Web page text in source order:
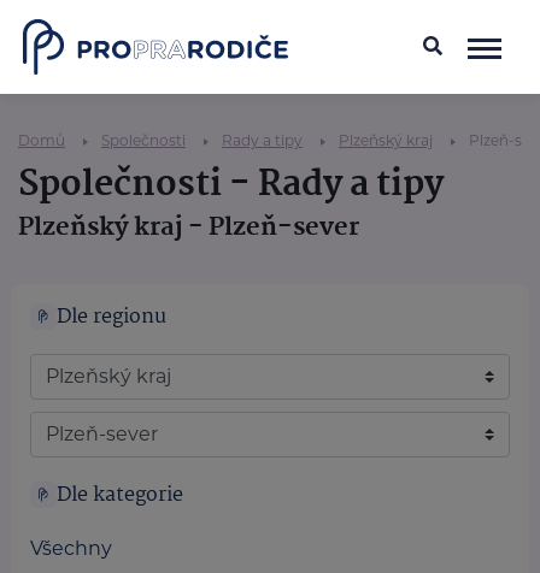
Domů Společnosti Rady a tipy Plzeňský kraj Plzeň-
Společnosti - Rady a tipy
Plzeňský kraj - Plzeň-sever
Dle regionu
Dle kategorie
Všechny